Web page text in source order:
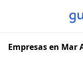
Empresas en Mar